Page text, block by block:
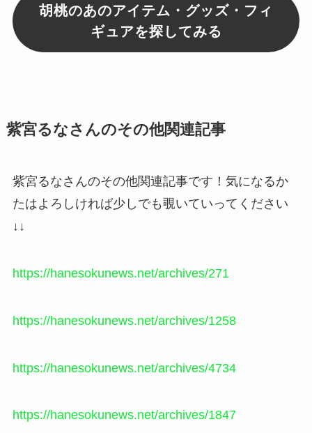
胡桃のあのアイテム・グッズ・フィ
ギュアを探してみる
紫宮るなさんのその他関連記事
紫宮るなさんのその他関連記事です！気になるか
たはよろしければ少しでも覗いていってください
↓↓
https://hanesokunews.net/archives/271
https://hanesokunews.net/archives/1258
https://hanesokunews.net/archives/4734
https://hanesokunews.net/archives/1847